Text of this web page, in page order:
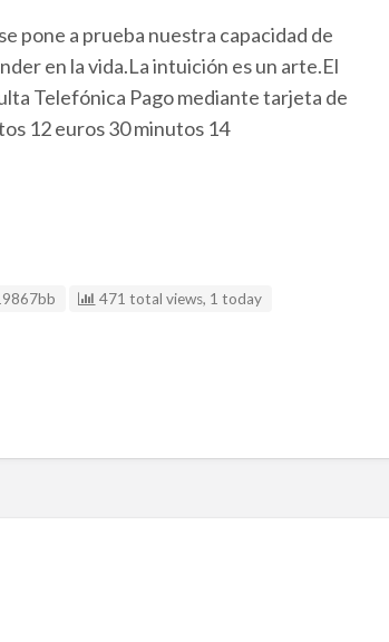
pone a prueba nuestra capacidad de
en la vida.La intuición es un arte.El
Telefónica Pago mediante tarjeta de
12 euros 30 minutos 14
471 total views, 1 today